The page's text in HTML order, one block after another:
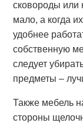
сковороды или
мало, а когда
удобнее
собственную
следует
предметы –
Также мебель
стороны